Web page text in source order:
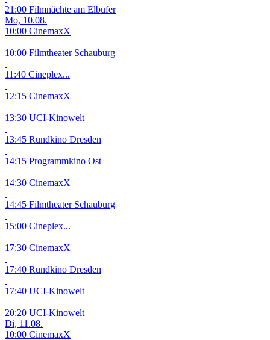
21:00 Filmnächte am Elbufer
Mo, 10.08.
10:00 CinemaxX
10:00 Filmtheater Schauburg
11:40 Cineplex...
12:15 CinemaxX
13:30 UCI-Kinowelt
13:45 Rundkino Dresden
14:15 Programmkino Ost
14:30 CinemaxX
14:45 Filmtheater Schauburg
15:00 Cineplex...
17:30 CinemaxX
17:40 Rundkino Dresden
17:40 UCI-Kinowelt
20:20 UCI-Kinowelt
Di, 11.08.
10:00 CinemaxX